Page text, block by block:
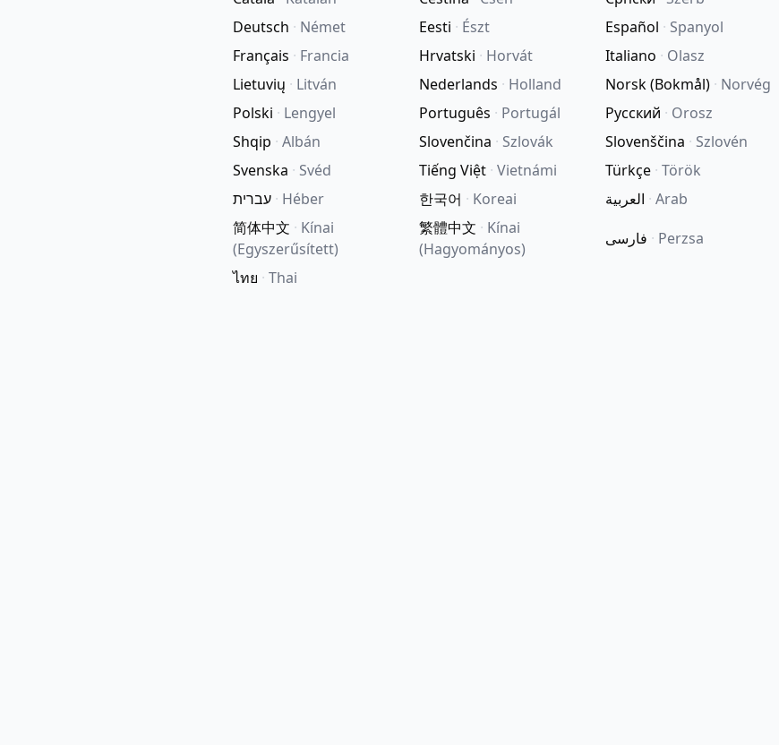
Deutsch · Német Eesti · Észt Español · Spanyol
Français · Francia Hrvatski · Horvát Italiano · Olasz
Lietuvių · Litván Nederlands · Holland Norsk (Bokmål) · Norvég
Polski · Lengyel Português · Portugál Русский · Orosz
Shqip · Albán Slovenčina · Szlovák Slovenščina · Szlovén
Svenska · Svéd Tiếng Việt · Vietnámi Türkçe · Török
עברית · Héber 한국어 · Koreai العربية · Arab
简体中文 · Kínai
(Egyszerűsített)
繁體中文 · Kínai
(Hagyományos)
فارسی · Perzsa
ไทย · Thai